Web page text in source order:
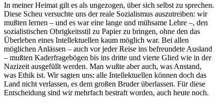
In meiner Heimat gilt es als ungezogen, über sich selbst zu sprechen.
Diese Scheu versuchte uns der reale Sozialismus auszutreiben: wir
mußten lernen – und es war eine lange und mühsame Lehre –, den
sozialistischen Obrigkeitsstil zu Papier zu bringen, ohne den das
Überleben eines Intellektuellen kaum möglich war. Bei allen
möglichen Anlässen – auch vor jeder Reise ins befreundete Ausland
– mußten Kaderfragebögen bis ins dritte und vierte Glied wie in der
Nazizeit ausgefüllt werden. Man wußte aber auch, was Anstand,
was Ethik ist. Wir sagten uns: alle Intellektuellen können doch das
Land nicht verlassen, es dem großen Bruder überlassen. Für diese
Entscheidung sind wir mehrfach bestraft worden, auch heute noch.